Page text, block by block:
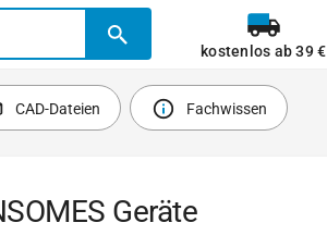
kostenlos ab 39 €
CAD-Dateien Fachwissen
Geräte